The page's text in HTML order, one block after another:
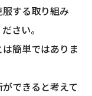
する取り組み
さい。
簡単ではありま
できると考えて